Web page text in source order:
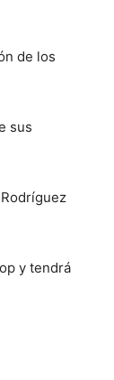
de los
sus
y tendrá